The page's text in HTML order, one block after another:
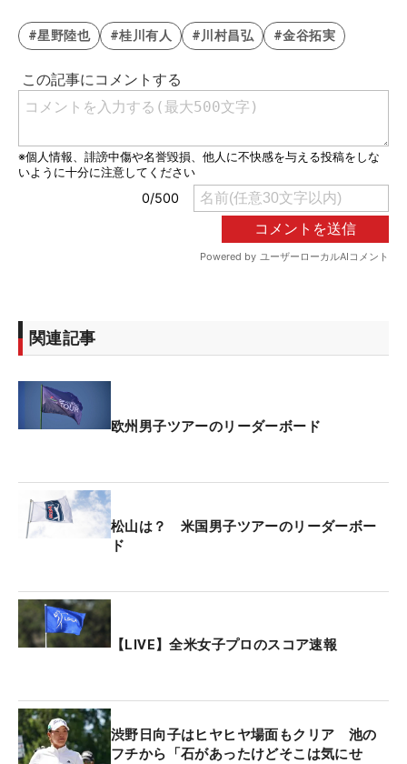
#星野陸也 #桂川有人 #川村昌弘 #金谷拓実
関連記事
欧州男子ツアーのリーダーボード
松山は？ 米国男子ツアーのリーダーボー
ド
【LIVE】全米女子プロのスコア速報
渋野日向子はヒヤヒヤ場面もクリア 池の
フチから「石があったけどそこは気にせ